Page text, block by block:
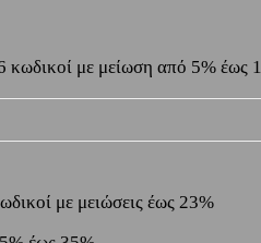
κωδικοί με μείωση από 5% έως
με μειώσεις έως 23%